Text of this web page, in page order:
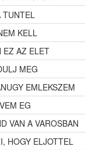
TUNTEL
KELL
EZ AZ ELET
MEG
EMLEKSZEM
EG
VAN A VAROSBAN
HOGY ELJOTTEL